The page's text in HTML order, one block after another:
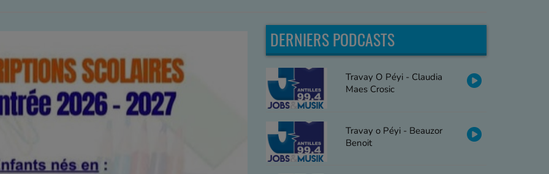
DERNIERS PODCASTS
Travay O Péyi - Claudia
Maes Crosic
Travay o Péyi - Beauzor
Benoit